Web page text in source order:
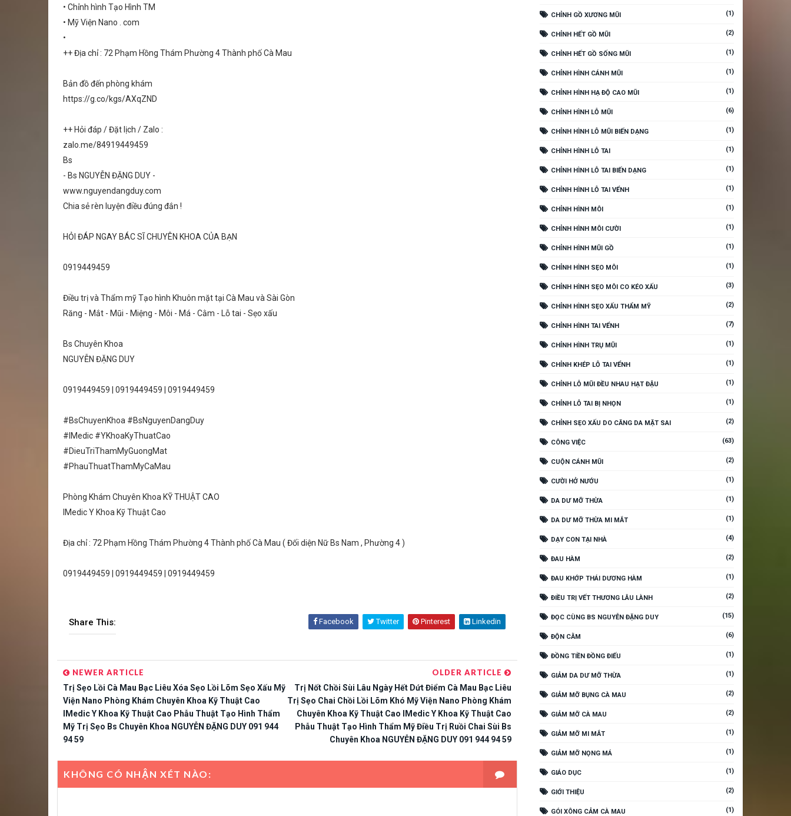
• Chỉnh hình Tạo Hình TM
• Mỹ Viện Nano . com
•
++ Địa chỉ : 72 Phạm Hồng Thám Phường 4 Thành phố Cà Mau
Bản đồ đến phòng khám
https://g.co/kgs/AXqZND
++ Hỏi đáp / Đặt lịch / Zalo :
zalo.me/84919449459
Bs
- Bs NGUYỄN ĐẶNG DUY -
www.nguyendangduy.com
Chia sẻ rèn luyện điều đúng đắn !
HỎI ĐÁP NGAY BÁC SĨ CHUYÊN KHOA CỦA BẠN
0919449459
Điều trị và Thẩm mỹ Tạo hình Khuôn mặt tại Cà Mau và Sài Gòn
Răng - Mắt - Mũi - Miệng - Môi - Má - Cằm - Lỗ tai - Sẹo xấu
Bs Chuyên Khoa
NGUYỄN ĐẶNG DUY
0919449459 | 0919449459 | 0919449459
#BsChuyenKhoa #BsNguyenDangDuy
#IMedic #YKhoaKyThuatCao
#DieuTriThamMyGuongMat
#PhauThuatThamMyCaMau
Phòng Khám Chuyên Khoa KỸ THUẬT CAO
IMedic Y Khoa Kỹ Thuật Cao
Địa chỉ : 72 Phạm Hồng Thám Phường 4 Thành phố Cà Mau ( Đối diện Nữ Bs Nam , Phường 4 )
0919449459 | 0919449459 | 0919449459
Share This: Facebook Twitter Pinterest Linkedin
NEWER ARTICLE
Trị Sẹo Lồi Cà Mau Bạc Liêu Xóa Sẹo Lồi Lõm Sẹo Xấu Mỹ
Viện Nano Phòng Khám Chuyên Khoa Kỹ Thuật Cao
IMedic Y Khoa Kỹ Thuật Cao Phẫu Thuật Tạo Hình Thẩm
Mỹ Trị Sẹo Bs Chuyên Khoa NGUYỄN ĐẶNG DUY 091 944
94 59
OLDER ARTICLE
Trị Nốt Chồi Sùi Lâu Ngày Hết Dứt Điểm Cà Mau Bạc Liêu
Trị Sẹo Chai Chồi Lồi Lõm Khó Mỹ Viện Nano Phòng Khám
Chuyên Khoa Kỹ Thuật Cao IMedic Y Khoa Kỹ Thuật Cao
Phẫu Thuật Tạo Hình Thẩm Mỹ Điều Trị Ruồi Chai Sùi Bs
Chuyên Khoa NGUYỄN ĐẶNG DUY 091 944 94 59
KHÔNG CÓ NHẬN XÉT NÀO:
CHỈNH GỒ XƯƠNG MŨI (1)
CHỈNH HẾT GỒ MŨI (2)
CHỈNH HẾT GỒ SỐNG MŨI (1)
CHỈNH HÌNH CÁNH MŨI (1)
CHỈNH HÌNH HẠ ĐỘ CAO MŨI (1)
CHỈNH HÌNH LỖ MŨI (6)
CHỈNH HÌNH LỖ MŨI BIẾN DẠNG (1)
CHỈNH HÌNH LỖ TAI (1)
CHỈNH HÌNH LỖ TAI BIẾN DẠNG (1)
CHỈNH HÌNH LỖ TAI VỂNH (1)
CHỈNH HÌNH MÔI (1)
CHỈNH HÌNH MÔI CƯỜI (1)
CHỈNH HÌNH MŨI GỒ (1)
CHỈNH HÌNH SẸO MÔI (1)
CHỈNH HÌNH SẸO MÔI CO KÉO XẤU (3)
CHỈNH HÌNH SẸO XẤU THẨM MỸ (2)
CHỈNH HÌNH TAI VỂNH (7)
CHỈNH HÌNH TRỤ MŨI (1)
CHỈNH KHÉP LỖ TAI VỂNH (1)
CHỈNH LỖ MŨI ĐỀU NHAU HẠT ĐẬU (1)
CHỈNH LỖ TAI BỊ NHỌN (1)
CHỈNH SẸO XẤU DO CĂNG DA MẶT SAI (2)
CÔNG VIỆC (63)
CUỘN CÁNH MŨI (2)
CƯỜI HỞ NƯỚU (1)
DA DƯ MỠ THỪA (1)
DA DƯ MỠ THỪA MI MẮT (1)
DẠY CON TẠI NHÀ (4)
ĐAU HÀM (2)
ĐAU KHỚP THÁI DƯƠNG HÀM (1)
ĐIỀU TRỊ VẾT THƯƠNG LÂU LÀNH (2)
ĐỌC CÙNG BS NGUYỄN ĐẶNG DUY (15)
ĐỘN CẰM (6)
ĐỒNG TIỀN ĐỒNG ĐIẾU (1)
GIẢM DA DƯ MỠ THỪA (1)
GIẢM MỠ BỤNG CÀ MAU (2)
GIẢM MỠ CÀ MAU (2)
GIẢM MỠ MI MẮT (1)
GIẢM MỠ NỌNG MÁ (1)
GIÁO DỤC (1)
GIỚI THIỆU (2)
GÓI XÔNG CẢM CÀ MAU (1)